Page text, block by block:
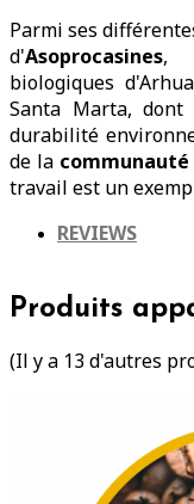
Parmi ses
d'Asoprocasines,
biologiques
Santa Marta,
durabilité
de la
travail est un
REVIEWS
Produits
(Il y a 13 d'autres